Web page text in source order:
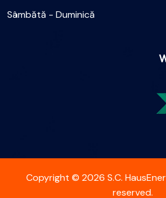
Sâmbătă - Duminică
Copyright © 2026 S.C.
reserved.